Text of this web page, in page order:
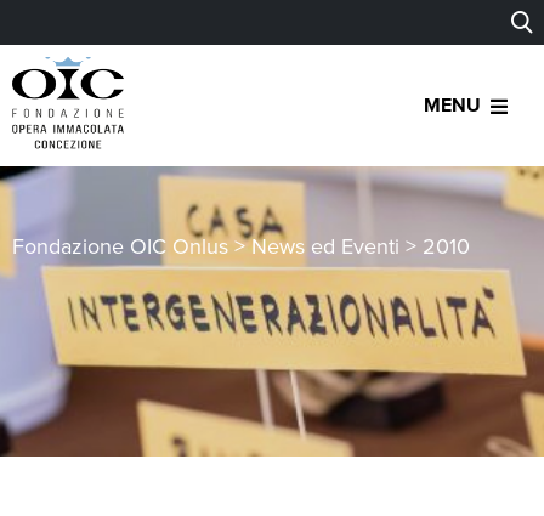
MENU
Fondazione OIC Onlus >News ed Eventi > 2010